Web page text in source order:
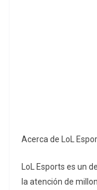
Acerca de LoL
LoL Esports es un
la atención de